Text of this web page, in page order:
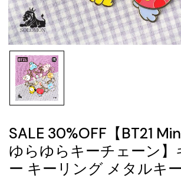
SALE 30%OFF【BT21
ゆらゆらキーチェーン
ー キーリング メタルキ